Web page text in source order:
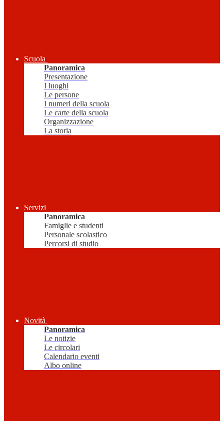
Scuola
Panoramica
Presentazione
I luoghi
Le persone
I numeri della scuola
Le carte della scuola
Organizzazione
La storia
Servizi
Panoramica
Famiglie e studenti
Personale scolastico
Percorsi di studio
Novità
Panoramica
Le notizie
Le circolari
Calendario eventi
Albo online